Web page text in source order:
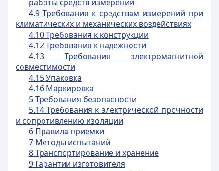
работы средств измерений
4.9 Требования к средствам измерений при
климатических и механических воздействиях
4.10 Требования к конструкции
4.12 Требования к надежности
4.13 Требования электромагнитной
совместимости
4.15 Упаковка
4.16 Маркировка
5 Требования безопасности
5.14 Требования к электрической прочности
и сопротивлению изоляции
6 Правила приемки
7 Методы испытаний
8 Транспортирование и хранение
9 Гарантии изготовителя